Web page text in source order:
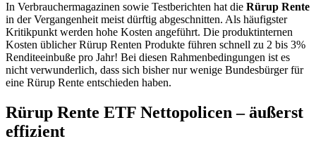
In Verbrauchermagazinen sowie Testberichten hat die Rürup Rente
in der Vergangenheit meist dürftig abgeschnitten. Als häufigster
Kritikpunkt werden hohe Kosten angeführt. Die produktinternen
Kosten üblicher Rürup Renten Produkte führen schnell zu 2 bis 3%
Renditeeinbuße pro Jahr! Bei diesen Rahmenbedingungen ist es
nicht verwunderlich, dass sich bisher nur wenige Bundesbürger für
eine Rürup Rente entschieden haben.
Rürup Rente ETF Nettopolicen – äußerst
effizient